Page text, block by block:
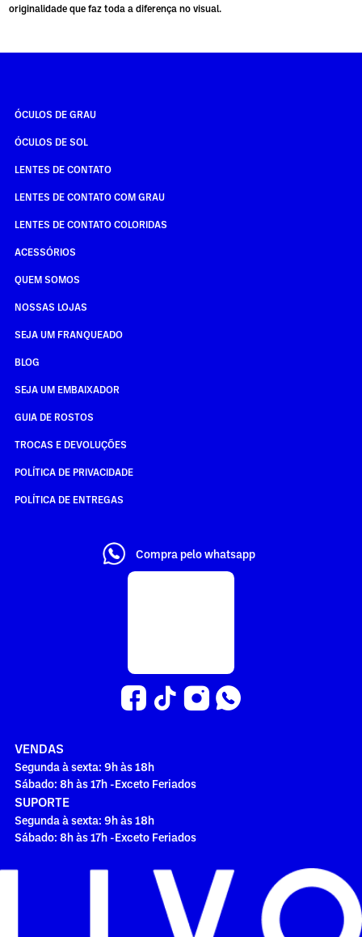
originalidade que faz toda a diferença no visual.
ÓCULOS DE GRAU
ÓCULOS DE SOL
LENTES DE CONTATO
LENTES DE CONTATO COM GRAU
LENTES DE CONTATO COLORIDAS
ACESSÓRIOS
QUEM SOMOS
NOSSAS LOJAS
SEJA UM FRANQUEADO
BLOG
SEJA UM EMBAIXADOR
GUIA DE ROSTOS
TROCAS E DEVOLUÇÕES
POLÍTICA DE PRIVACIDADE
POLÍTICA DE ENTREGAS
Compra pelo whatsapp
VENDAS
Segunda à sexta: 9h às 18h
Sábado: 8h às 17h -Exceto Feriados
SUPORTE
Segunda à sexta: 9h às 18h
Sábado: 8h às 17h -Exceto Feriados